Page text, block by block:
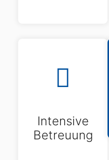
Intensive
Betreuung